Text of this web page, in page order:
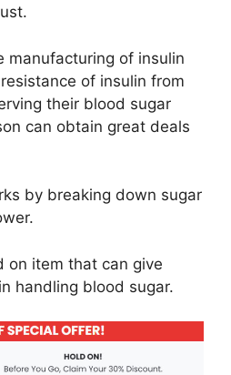
manufacturing of insulin
of insulin from
their blood sugar
can obtain great deals
by breaking down sugar
on item that can give
handling blood sugar.